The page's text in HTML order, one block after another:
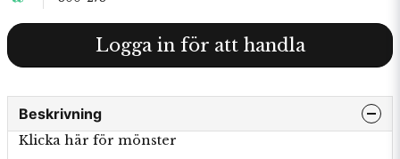
Logga in för att handla
Beskrivning
Klicka här för mönster